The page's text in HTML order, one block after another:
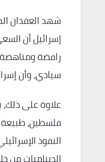
شهد العقدان
إسرائيل أن
رافضة ومناهضة
سيادي، وأن
علاوة على
فلسطين، طبيعة
النفوذ